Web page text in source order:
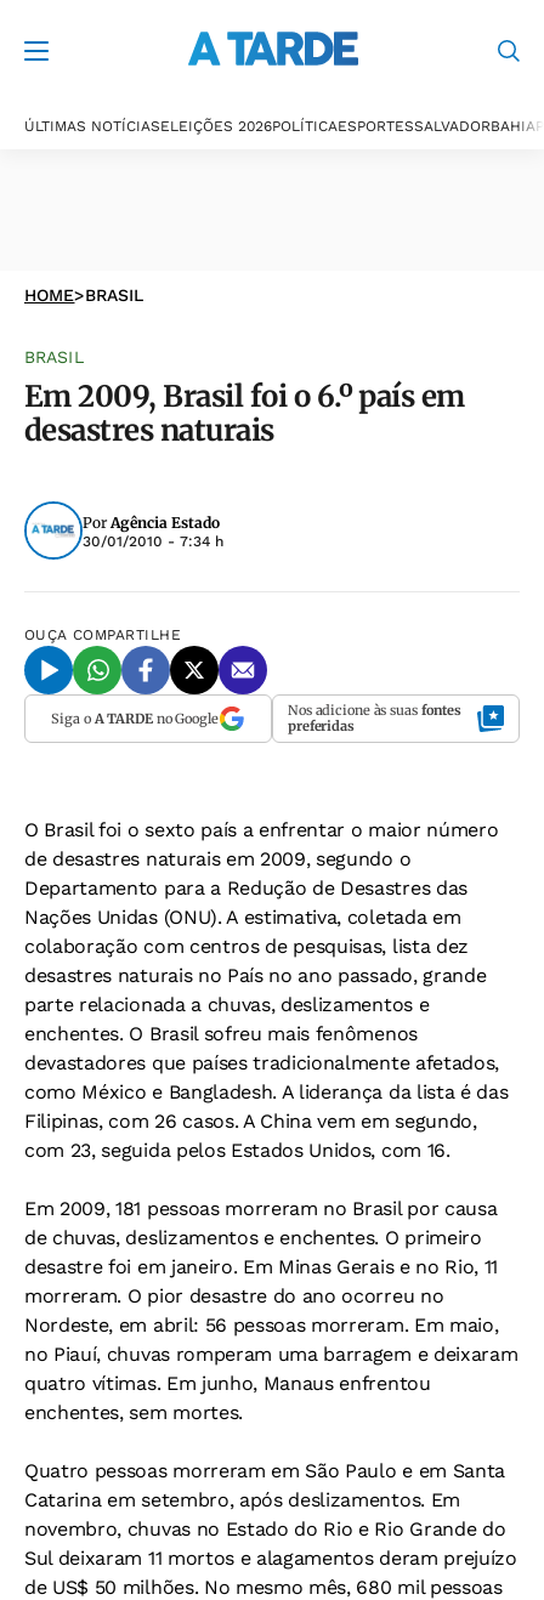
ÚLTIMAS NOTÍCIASELEIÇÕES 2026POLÍTICAESPORTESSALVADORBAHIA
HOME>BRASIL
BRASIL
Em 2009, Brasil foi o 6.º país em
desastres naturais
PorAgência Estado
30/01/2010 - 7:34 h
OUÇA COMPARTILHE
Siga o A TARDEno Google Nos adicione às suas fontes
preferidas
O Brasil foi o sexto país a enfrentar o maior número
de desastres naturais em 2009, segundo o
Departamento para a Redução de Desastres das
Nações Unidas (ONU). A estimativa, coletada em
colaboração com centros de pesquisas, lista dez
desastres naturais no País no ano passado, grande
parte relacionada a chuvas, deslizamentos e
enchentes. O Brasil sofreu mais fenômenos
devastadores que países tradicionalmente afetados,
como México e Bangladesh. A liderança da lista é das
Filipinas, com 26 casos. A China vem em segundo,
com 23, seguida pelos Estados Unidos, com 16.
Em 2009, 181 pessoas morreram no Brasil por causa
de chuvas, deslizamentos e enchentes. O primeiro
desastre foi em janeiro. Em Minas Gerais e no Rio, 11
morreram. O pior desastre do ano ocorreu no
Nordeste, em abril: 56 pessoas morreram. Em maio,
no Piauí, chuvas romperam uma barragem e deixaram
quatro vítimas. Em junho, Manaus enfrentou
enchentes, sem mortes.
Quatro pessoas morreram em São Paulo e em Santa
Catarina em setembro, após deslizamentos. Em
novembro, chuvas no Estado do Rio e Rio Grande do
Sul deixaram 11 mortos e alagamentos deram prejuízo
de US$ 50 milhões. No mesmo mês, 680 mil pessoas